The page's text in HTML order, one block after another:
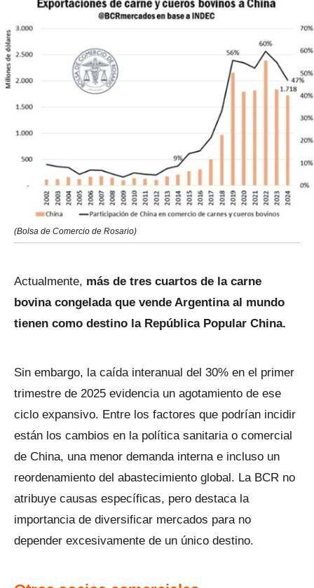
(Bolsa de Comercio de Rosario)
Actualmente, más de tres cuartos de la carne
bovina congelada que vende Argentina al mundo
tienen como destino la República Popular China.
Sin embargo, la caída interanual del 30% en el primer
trimestre de 2025 evidencia un agotamiento de ese
ciclo expansivo. Entre los factores que podrían incidir
están los cambios en la política sanitaria o comercial
de China, una menor demanda interna e incluso un
reordenamiento del abastecimiento global. La BCR no
atribuye causas específicas, pero destaca la
importancia de diversificar mercados para no
depender excesivamente de un único destino.